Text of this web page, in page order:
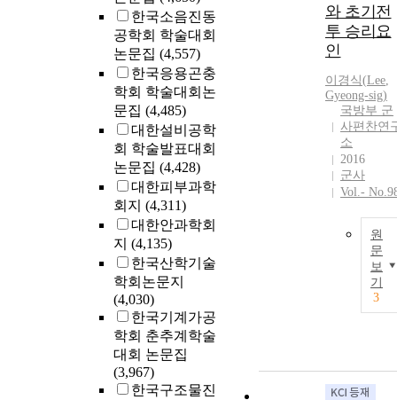
한국소음진동
공학회 학술대회
논문집 (4,557)
한국응용곤충
학회 학술대회논
문집 (4,485)
대한설비공학
회 학술발표대회
논문집 (4,428)
대한피부과학
회지 (4,311)
대한안과학회
지 (4,135)
한국산학기술
학회논문지
(4,030)
한국기계가공
학회 춘추계학술
대회 논문집
(3,967)
한국구조물진
와 초기전
투 승리요
인
이경식(Lee,
Gyeong-sig)
국방부 군
사편찬연
소
2016
군사
Vol.-
원
문
보
기
3